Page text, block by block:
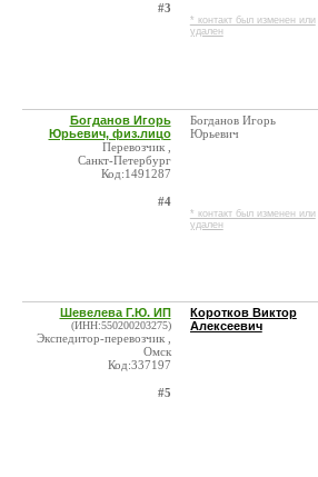
#3
* контакт был изменен или
удален
Богданов Игорь
Юрьевич, физ.лицо
Перевозчик ,
Санкт-Петербург
Код:1491287
#4
Богданов Игорь
Юрьевич
* контакт был изменен или
удален
Шевелева Г.Ю. ИП
(ИНН:550200203275)
Экспедитор-перевозчик ,
Омск
Код:337197
#5
Коротков Виктор
Алексеевич